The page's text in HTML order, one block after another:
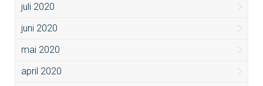
juli 2020
juni 2020
mai 2020
april 2020